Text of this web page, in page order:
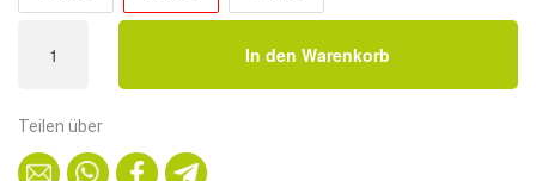
Premium
70x70
In den Warenkorb
Teilen über